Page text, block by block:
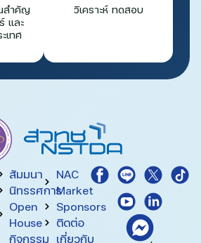
สำคัญ
และ
เทศ
วิเคราะห์ ทดสอบ
สัมมนา
นิทรรศการ
Open
House
กิจกรรม
NAC
Market
Sponsors
ติดต่อ
เกี่ยวกับ